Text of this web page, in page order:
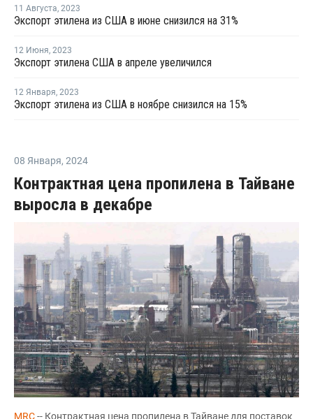
11 Августа, 2023
Экспорт этилена из США в июне снизился на 31%
12 Июня, 2023
Экспорт этилена США в апреле увеличился
12 Января, 2023
Экспорт этилена из США в ноябре снизился на 15%
08 Января, 2024
Контрактная цена пропилена в Тайване
выросла в декабре
MRC-- Контрактная цена пропилена в Тайване для поставок